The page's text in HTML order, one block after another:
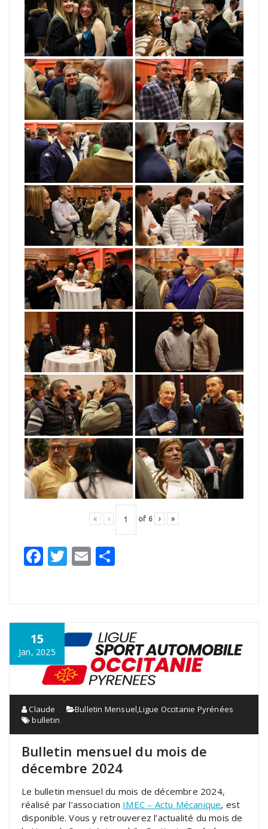
« ‹ of 6 › »
Facebook
Twitter
Email
15
Jan, 2025
Claude Bulletin Mensuel,Ligue Occitanie Pyrénées
bulletin
Bulletin mensuel du mois de
décembre 2024
Le bulletin mensuel du mois de décembre 2024,
réalisé par l’association IMEC – Actu Mécanique, est
disponible. Vous y retrouverez l’actualité du mois de